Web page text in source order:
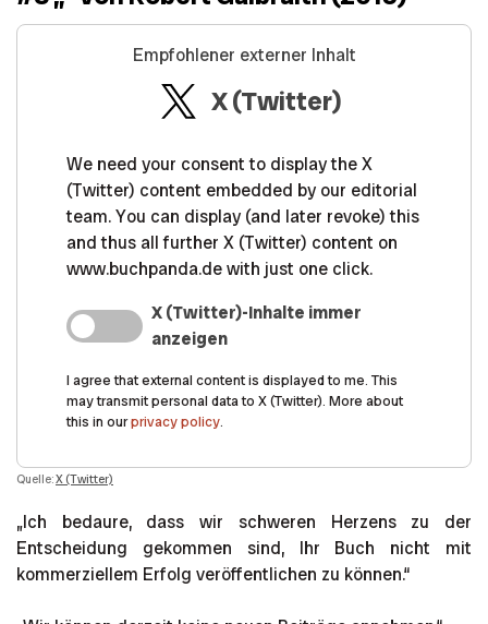
Empfohlener externer Inhalt
X (Twitter)
We need your consent to display the X
(Twitter) content embedded by our editorial
team. You can display (and later revoke) this
and thus all further X (Twitter) content on
www.buchpanda.de with just one click.
X (Twitter)-Inhalte immer
anzeigen
I agree that external content is displayed to me. This
may transmit personal data to X (Twitter). More about
this in ourprivacy policy.
Quelle:X (Twitter)
„Ich bedaure, dass wir schweren Herzens zu der
Entscheidung gekommen sind, Ihr Buch nicht mit
kommerziellem Erfolg veröffentlichen zu können.“